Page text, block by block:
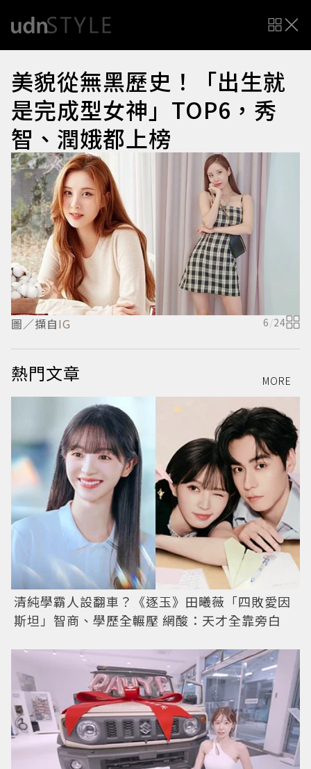
美貌從無黑歷史！「出生就
是完成型女神」TOP6，秀
智、潤娥都上榜
圖／擷自IG 6 /24
熱門文章 MORE
清純學霸人設翻車？《逐玉》田曦薇「四敗愛因
斯坦」智商、學歷全輾壓 網酸：天才全靠旁白